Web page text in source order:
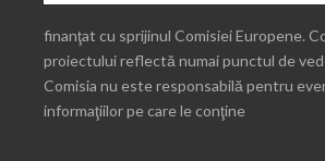
finanţat cu sprijinul Comisiei Europene.
proiectului reflectă numai punctul de
Comisia nu este responsabilă pentru
informaţiilor pe care le conţine